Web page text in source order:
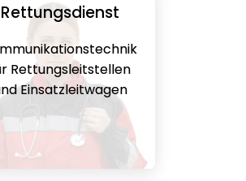
Rettungsdienst
Rettungsleitstellen
Einsatzleitwagen